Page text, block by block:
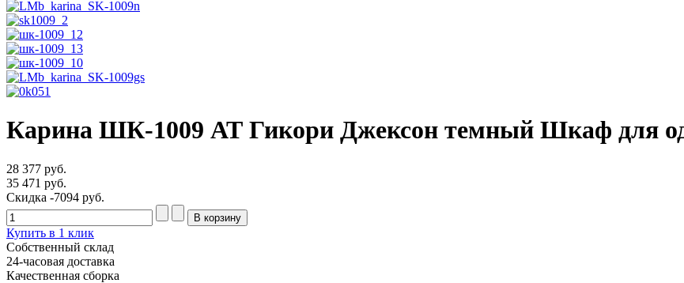
Карина ШК-1009 АТ Гикори Джексон темный Шкаф для
28 377 руб.
35 471 руб.
Скидка -7094 руб.
Купить в 1 клик
Собственный склад
24-часовая доставка
Качественная сборка